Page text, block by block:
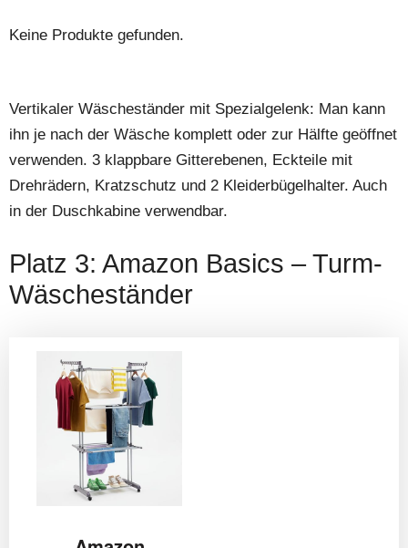
Keine Produkte gefunden.
Vertikaler Wäscheständer mit Spezialgelenk: Man kann
ihn je nach der Wäsche komplett oder zur Hälfte geöffnet
verwenden. 3 klappbare Gitterebenen, Eckteile mit
Drehrädern, Kratzschutz und 2 Kleiderbügelhalter. Auch
in der Duschkabine verwendbar.
Platz 3: Amazon Basics – Turm-
Wäscheständer